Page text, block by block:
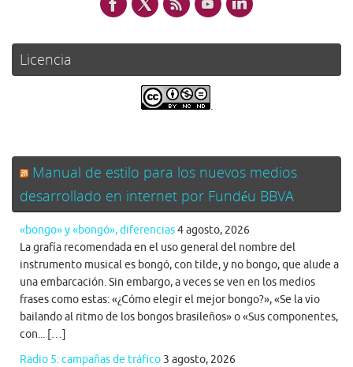
Licencia
.
Manual de estilo para los nuevos medios
desarrollado en internet por Fundéu BBVA
«bongo» y «bongó», diferencias4 agosto, 2026
La grafía recomendada en el uso general del nombre del
instrumento musical es bongó, con tilde, y no bongo, que alude a
una embarcación. Sin embargo, a veces se ven en los medios
frases como estas: «¿Cómo elegir el mejor bongo?», «Se la vio
bailando al ritmo de los bongos brasileños» o «Sus componentes,
con... […]
Radio 5: campañas de tráfico 3 agosto, 2026